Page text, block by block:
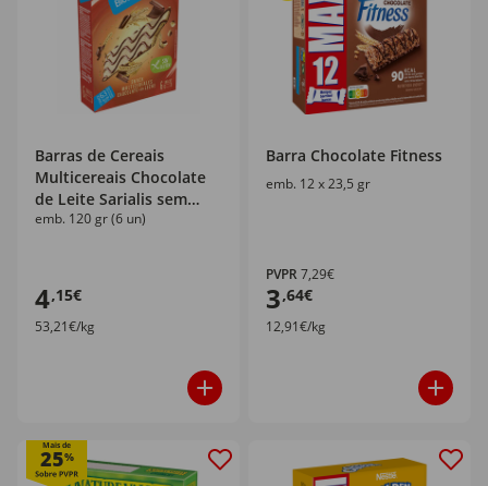
Barras de Cereais
Multicereais Chocolate
de Leite Sarialis sem
Glúten Bicentury
emb. 120 gr (6 un)
4,15€
53,21€/kg
Barra Chocolate Fitness
emb. 12 x 23,5 gr
PVPR7,29€
3,64€
12,91€/kg
Mais de
25%